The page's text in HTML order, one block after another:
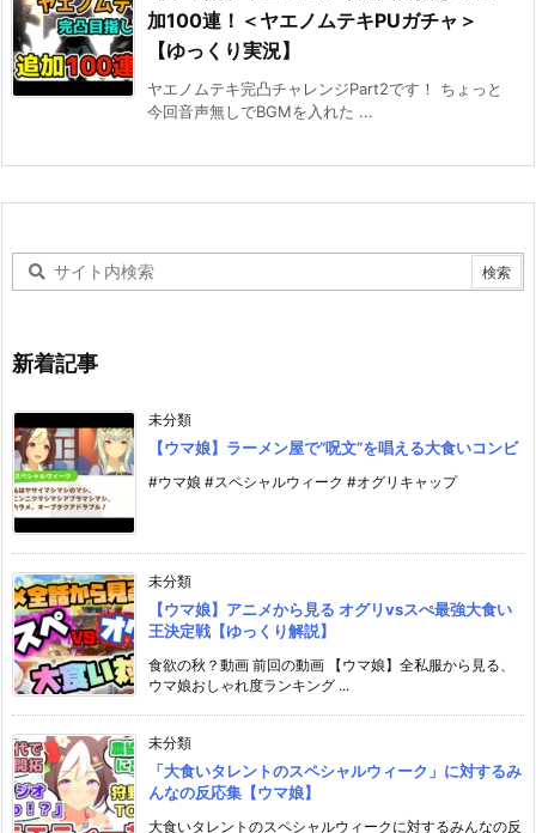
加100連！＜ヤエノムテキPUガチャ＞
【ゆっくり実況】
ヤエノムテキ完凸チャレンジPart2です！ ちょっと
今回音声無しでBGMを入れた ...
新着記事
未分類
【ウマ娘】ラーメン屋で”呪文”を唱える大食いコンビ
#ウマ娘 #スペシャルウィーク #オグリキャップ
未分類
【ウマ娘】アニメから見る オグリvsスぺ最強大食い
王決定戦【ゆっくり解説】
食欲の秋？動画 前回の動画 【ウマ娘】全私服から見る、
ウマ娘おしゃれ度ランキング ...
未分類
「大食いタレントのスペシャルウィーク」に対するみ
んなの反応集【ウマ娘】
大食いタレントのスペシャルウィークに対するみんなの反